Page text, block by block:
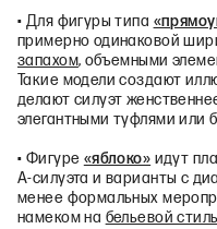
• Для фигуры типа
примерно одинаковой
запахом, объемными
Такие модели создают
делают силуэт
элегантными туфлями или
• Фигуре «яблоко» идут
А-силуэта и варианты с
менее формальных
намеком на бельевой стиль